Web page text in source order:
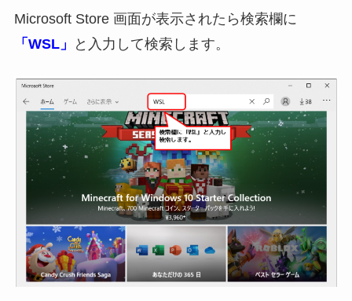
Microsoft Store 画面が表示されたら検索欄に
「WSL」
と入力して検索します。